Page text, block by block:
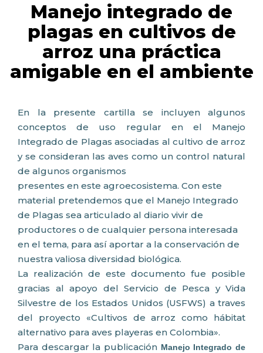
Manejo integrado de
plagas en cultivos de
arroz una práctica
amigable en el ambiente
En la presente cartilla se incluyen algunos
conceptos de uso regular en el Manejo
Integrado de Plagas asociadas al cultivo de arroz
y se consideran las aves como un control natural
de algunos organismos
presentes en este agroecosistema. Con este
material pretendemos que el Manejo Integrado
de Plagas sea articulado al diario vivir de
productores o de cualquier persona interesada
en el tema, para así aportar a la conservación de
nuestra valiosa diversidad biológica.
La realización de este documento fue posible
gracias al apoyo del Servicio de Pesca y Vida
Silvestre de los Estados Unidos (USFWS) a traves
del proyecto «Cultivos de arroz como hábitat
alternativo para aves playeras en Colombia».
Para descargar la publicación Manejo Integrado de